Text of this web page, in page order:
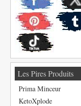
Les Pires Produits
Prima Minceur
KetoXplode